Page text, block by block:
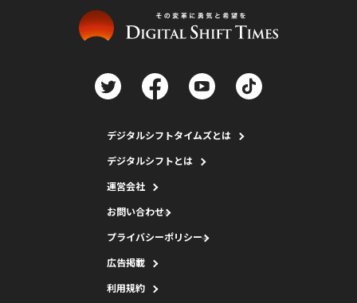
デジタルシフトタイムズとは
デジタルシフトとは
運営会社
お問い合わせ
プライバシーポリシー
広告掲載
利用規約